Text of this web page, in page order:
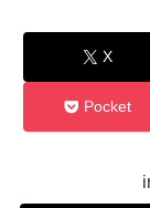
X
Pocket